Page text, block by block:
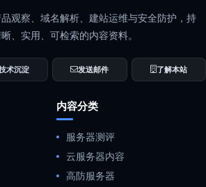
观察、域名解析、建站运维与安全防护，持
、实用、可检索的内容资料。
术沉淀 发送邮件 了解本站
内容分类
服务器测评
云服务器内容
高防服务器